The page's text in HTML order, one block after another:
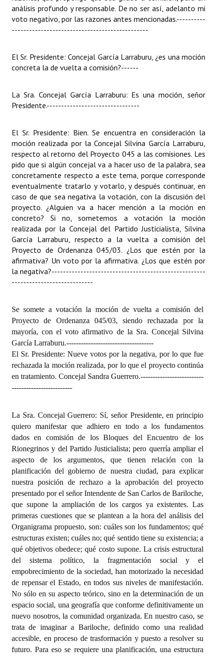
análisis profundo y responsable. De no ser así, adelanto mi
voto negativo, por las razones antes mencionadas.----------
-----------------------------------------------
El Sr. Presidente: Concejal García Larraburu, ¿es una moción
concreta la de vuelta a comisión?------
La Sra. Concejal García Larraburu: Es una moción, señor
Presidente.--------------------------------
El Sr. Presidente: Bien. Se encuentra en consideración la
moción realizada por la Concejal Silvina García Larraburu,
respecto al retorno del Proyecto 045 a las comisiones. Les
pido que si algún concejal va a hacer uso de la palabra, sea
concretamente respecto a este tema, porque corresponde
eventualmente tratarlo y votarlo, y después continuar, en
caso de que sea negativa la votación, con la discusión del
proyecto. ¿Alguien va a hacer mención a la moción en
concreto? Si no, sometemos a votación la moción
realizada por la Concejal del Partido Justicialista, Silvina
García Larraburu, respecto a la vuelta a comisión del
Proyecto de Ordenanza 045/03. ¿Los que estén por la
afirmativa? Un voto por la afirmativa. ¿Los que estén por
la negativa?-----------------------------------------------------
----------------------------
Se somete a votación la moción de vuelta a comisión del
Proyecto de Ordenanza 045/03, siendo rechazada por la
mayoría, con el voto afirmativo de la Sra. Concejal Silvina
García Larraburu.------------------------------------
El Sr. Presidente: Nueve votos por la negativa, por lo que fue
rechazada la moción realizada, por lo que el proyecto continúa
en tratamiento. Concejal Sandra Guerrero.--------------------------
-------------------------
La Sra. Concejal Guerrero: Sí, señor Presidente, en principio
quiero manifestar que adhiero en todo a los fundamentos
dados en comisión de los Bloques del Encuentro de los
Rionegrinos y del Partido Justicialista; pero querría ampliar el
aspecto de los argumentos, que tienen relación con la
planificación del gobierno de nuestra ciudad, para explicar
nuestra posición de rechazo a la aprobación del proyecto
presentado por el señor Intendente de San Carlos de Bariloche,
que supone la ampliación de los cargos ya existentes. Las
primeras cuestiones que se plantean a la hora del análisis del
Organigrama propuesto, son: cuáles son los fundamentos; qué
estructuras existen; cuáles no; qué sentido tiene su existencia; a
qué objetivos obedece; qué costo supone. La crisis estructural
del sistema político, la fragmentación social y el
empobrecimiento de la sociedad, han motorizado la necesidad
de repensar el Estado, en todos sus niveles de manifestación.
No sólo en su aspecto teórico, sino en la determinación de un
espacio social, una geografía que conforme definitivamente un
nuevo nosotros, la comunidad organizada. En nuestro caso, se
trata de imaginar a Bariloche, definido como una realidad
accesible, en proceso de trasformación y puesto a resolver su
futuro. Para eso se requiere una planificación, una estructura